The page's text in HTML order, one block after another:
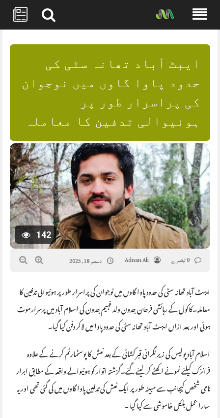
content
ایبٹ آباد تھانہ سٹی کی
حدود پاوا گاوں میں نوجوان
کی پراسرار طور پر
ہونیوالی تدفین کا معاملہ
142
Adnan Ali دسمبر 18, 2025
ایبٹ آباد تھانہ سٹی کی حدود پاوا گاوں میں نوجوان کی پراسرار طور پر ہونیوالی تدفین کا
معاملہ۔کاکول کے رہائشی فرحان جدون ولد فہیم جدون کی اسلام آباد میں پرسرارموت
ہوئی اور بعد ازاں ایبٹ آباد تھانہ سٹی کی حدود پاوا میں لاکر دفن کیا گیا۔
اسلام آباد پولیس کی زیر نگرانی قبر کشائی کے بعد نعش کا پوسٹمارٹم کرنے کے علاوہ
فرانزک کیلئے نمونے اکھٹے کر لیئے گئے۔گزشتہ اتوار کو ہونیوالے واقعہ کے مطابق ابرار
نامی شخص کیجانب سے مبینہ طور پر ایک نعش کی تدفین پاوا گاوں میں کی گئی تھی اور یہ
سارا عمل بلکل خاموشی سے کیا گیا ۔